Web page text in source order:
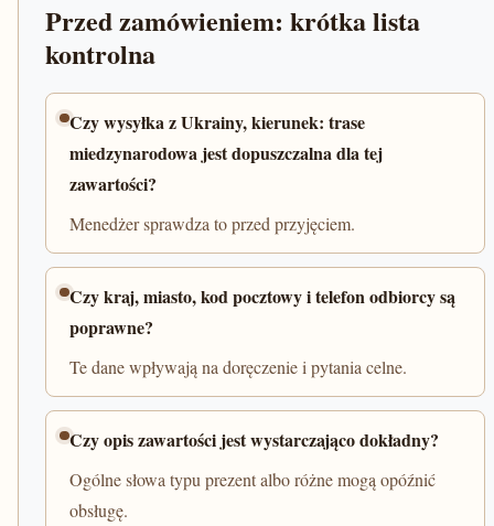
Przed zamówieniem: krótka lista
kontrolna
Czy wysyłka z Ukrainy, kierunek: trase
miedzynarodowa jest dopuszczalna dla tej
zawartości?
Menedżer sprawdza to przed przyjęciem.
Czy kraj, miasto, kod pocztowy i telefon odbiorcy są
poprawne?
Te dane wpływają na doręczenie i pytania celne.
Czy opis zawartości jest wystarczająco dokładny?
Ogólne słowa typu prezent albo różne mogą opóźnić
obsługę.